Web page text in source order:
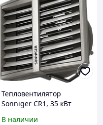
Тепловентилятор
Sonniger CR1, 35 кВт
В наличии